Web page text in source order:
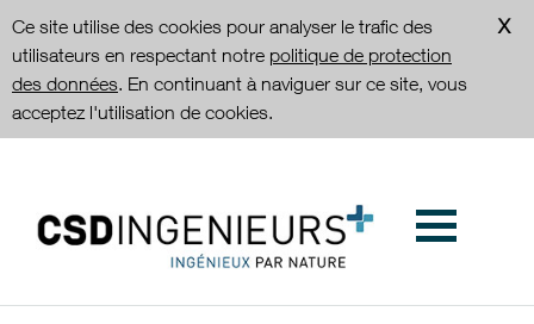
Ce site utilise des cookies pour analyser le trafic des
utilisateurs en respectant notre politique de protection
des données. En continuant à naviguer sur ce site, vous
acceptez l'utilisation de cookies.